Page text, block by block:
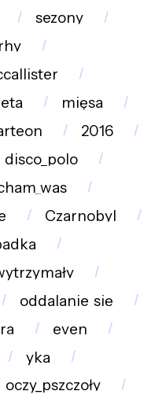
sezony
mięsa
2016
disco_polo
Czarnobyl
oddalanie_się
even
yka
oczy_pszczoły